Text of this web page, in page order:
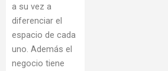
a su vez a
diferenciar el
espacio de cada
uno. Además el
negocio tiene